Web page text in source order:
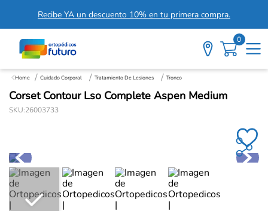
Recibe YA un descuento 10% en tu primera compra.
0
Cuidado Corporal Tratamiento De Lesiones Tronco
Corset Contour Lso Complete Aspen Medium
SKU:26003733